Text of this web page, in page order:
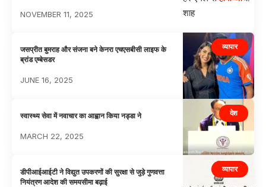
NOVEMBER 11, 2025
व्यापार
जसप्रीत बुमराह और संजना बने केनरा एचएसबीसी लाइफ के
ब्रांड एम्बेसडर
JUNE 16, 2025
देश
स्वास्थ्य सेवा में नवाचार का आह्वान किया नड्डा ने
MARCH 22, 2025
व्यापार
डीपीआईआईटी ने विद्युत उपकरणों की सुरक्षा से जुड़े गुणवत्ता
नियंत्रण आदेश की समयसीमा बढ़ाई